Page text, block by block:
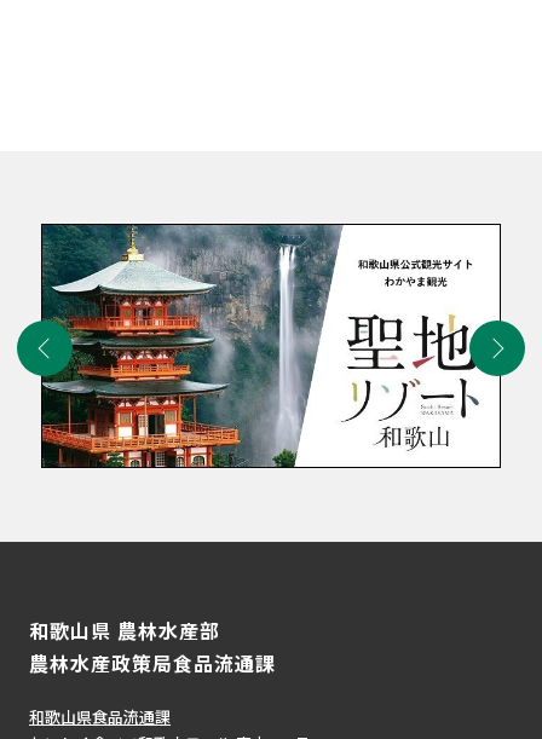
和歌山県 農林水産部
農林水産政策局食品流通課
和歌山県食品流通課